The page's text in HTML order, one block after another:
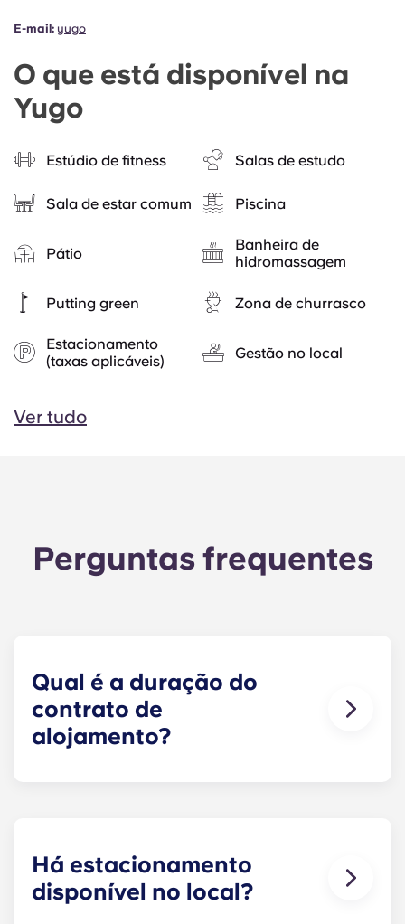
E-mail: yugo
O que está disponível na
Yugo
Estúdio de fitness Salas de estudo
Sala de estar comum Piscina
Pátio
Banheira de
hidromassagem
Putting green Zona de churrasco
Estacionamento
(taxas aplicáveis)
Gestão no local
Ver tudo
Perguntas frequentes
Qual é a duração do
contrato de
alojamento?
Há estacionamento
disponível no local?